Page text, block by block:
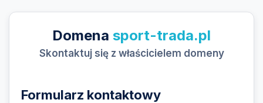
Domena sport-trada.pl
Skontaktuj się z właścicielem domeny
Formularz kontaktowy